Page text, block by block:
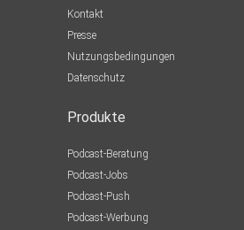
Kontakt
Presse
Nutzungsbedingungen
Datenschutz
Produkte
Podcast-Beratung
Podcast-Jobs
Podcast-Push
Podcast-Werbung